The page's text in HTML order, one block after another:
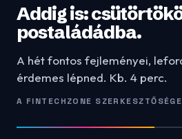
Addig is:
postaládádba.
A hét fontos fejleményei,
érdemes lépned. Kb. 4 perc.
A FINTECHZONE